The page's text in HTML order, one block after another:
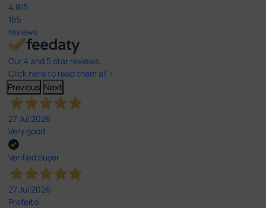
4,8/5
165
reviews
Our 4 and 5 star reviews.
Click here to read them all >
Previous Next
27 Jul 2026
Very good
Verified buyer
27 Jul 2026
Prefeito